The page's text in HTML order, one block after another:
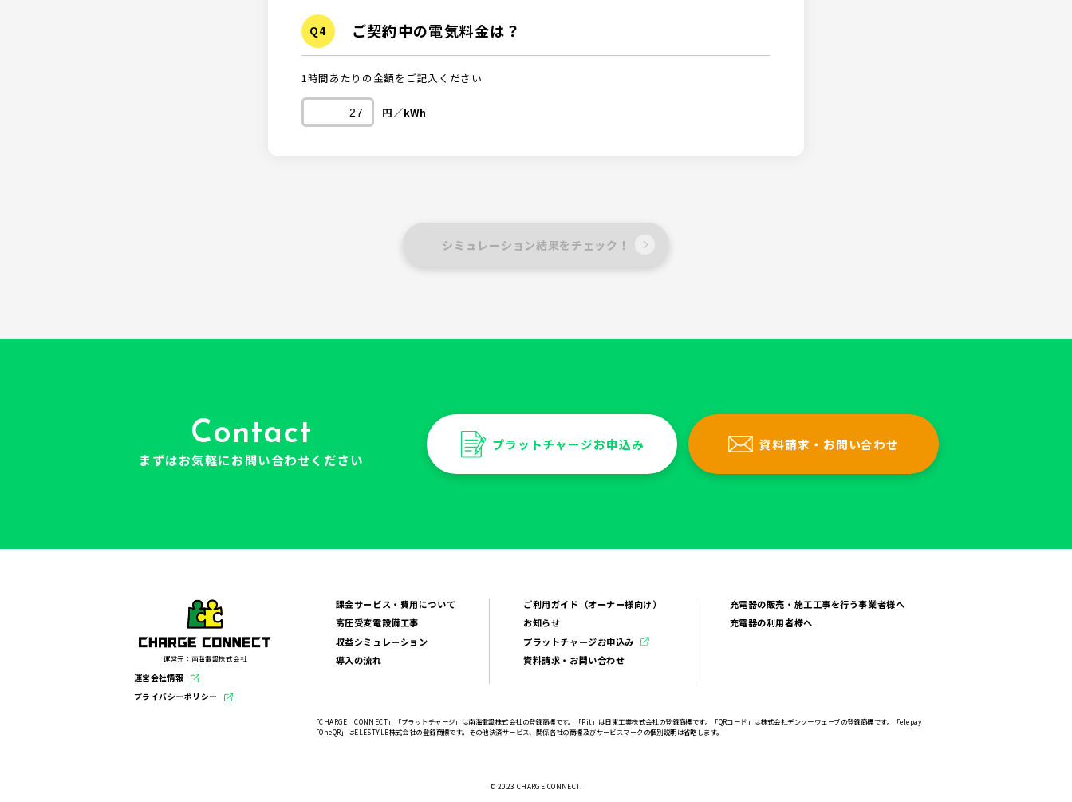
ご契約中の電気料金は？
1時間あたりの金額をご記入ください
円／kWh
シミュレーション結果をチェック！
Contact
まずはお気軽にお問い合わせください
プラットチャージお申込み 資料請求・お問い合わせ
運営元：南海電設株式会社
運営会社情報
プライバシーポリシー
課金サービス・費用について
高圧受変電設備工事
収益シミュレーション
導入の流れ
ご利用ガイド（オーナー様向け）
お知らせ
プラットチャージお申込み
資料請求・お問い合わせ
充電器の販売・施工工事を行う事業者様へ
充電器の利用者様へ
「CHARGE CONNECT」「プラットチャージ」は南海電設株式会社の登録商標です。「Pit」は日東工業株式会社の登録商標です。「QRコード」は株式会社デンソーウェーブの登録商標です。「elepay」
「OneQR」はELESTYLE株式会社の登録商標です。その他決済サービス、関係各社の商標及びサービスマークの個別説明は省略します。
© 2023 CHARGE CONNECT.